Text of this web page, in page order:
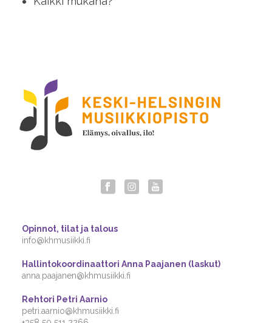
Opinnot, tilat ja talous
info@khmusiikki.fi
Hallintokoordinaattori Anna Paajanen (laskut)
anna.paajanen@khmusiikki.fi
Rehtori Petri Aarnio
petri.aarnio@khmusiikki.fi